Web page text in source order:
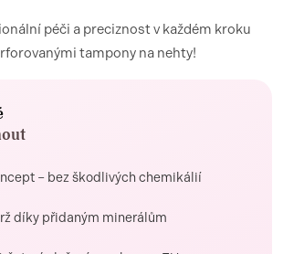
péči a preciznost v každém kroku
tampony na nehty!
– bez škodlivých chemikálií
díky přidaným minerálům